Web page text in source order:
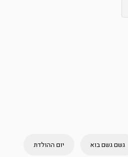
גשם גשם בוא יום ההולדת